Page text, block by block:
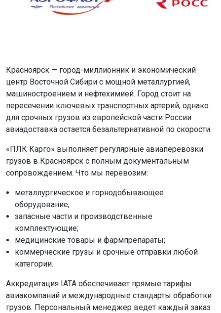
Красноярск — город-миллионник и экономический
центр Восточной Сибири с мощной металлургией,
машиностроением и нефтехимией. Город стоит на
пересечении ключевых транспортных артерий, однако
для срочных грузов из европейской части России
авиадоставка остается безальтернативной по скорости.
«ПЛК Карго» выполняет регулярные авиаперевозки
грузов в Красноярск с полным документальным
сопровождением. Что мы перевозим:
металлургическое и горнодобывающее
оборудование;
запасные части и производственные
комплектующие;
медицинские товары и фармпрепараты;
коммерческие грузы и срочные отправки любой
категории.
Аккредитация IATA обеспечивает прямые тарифы
авиакомпаний и международные стандарты обработки
грузов. Персональный менеджер ведет каждый заказ